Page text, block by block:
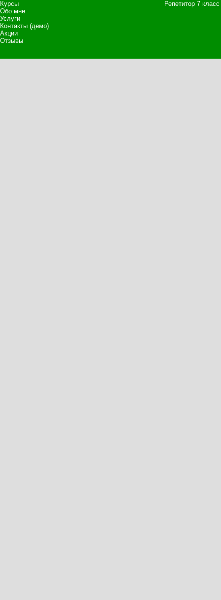
Курсы
Обо мне
Услуги
Контакты (демо)
Акции
Отзывы
Репетитор 7 класс